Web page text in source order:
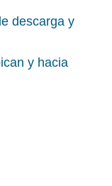
descarga y
y hacia